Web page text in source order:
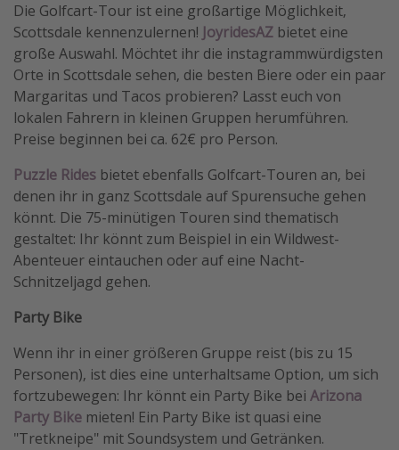
Die Golfcart-Tour ist eine großartige Möglichkeit,
Scottsdale kennenzulernen! JoyridesAZ bietet eine
große Auswahl. Möchtet ihr die instagrammwürdigsten
Orte in Scottsdale sehen, die besten Biere oder ein paar
Margaritas und Tacos probieren? Lasst euch von
lokalen Fahrern in kleinen Gruppen herumführen.
Preise beginnen bei ca. 62€ pro Person.
Puzzle Rides bietet ebenfalls Golfcart-Touren an, bei
denen ihr in ganz Scottsdale auf Spurensuche gehen
könnt. Die 75-minütigen Touren sind thematisch
gestaltet: Ihr könnt zum Beispiel in ein Wildwest-
Abenteuer eintauchen oder auf eine Nacht-
Schnitzeljagd gehen.
Party Bike
Wenn ihr in einer größeren Gruppe reist (bis zu 15
Personen), ist dies eine unterhaltsame Option, um sich
fortzubewegen: Ihr könnt ein Party Bike bei Arizona
Party Bike mieten! Ein Party Bike ist quasi eine
"Tretkneipe" mit Soundsystem und Getränken.